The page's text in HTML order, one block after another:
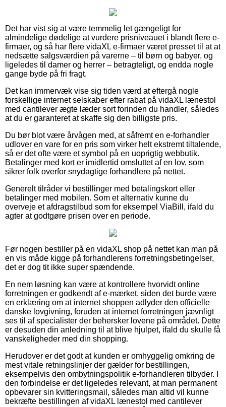
Det har vist sig at være temmelig let gængeligt for
almindelige dødelige at vurdere prisniveauet i blandt flere e-
firmaer, og så har flere vidaXL e-firmaer været presset til at at
nedsætte salgsværdien på varerne – til børn og babyer, og
ligeledes til damer og herrer – betragteligt, og endda nogle
gange byde på fri fragt.
Det kan immervæk vise sig tiden værd at eftergå nogle
forskellige internet selskaber efter rabat på vidaXL lænestol
med cantilever ægte læder sort forinden du handler, således
at du er garanteret at skaffe sig den billigste pris.
Du bør blot være årvågen med, at såfremt en e-forhandler
udlover en vare for en pris som virker helt ekstremt tiltalende,
så er det ofte være et symbol på en uoprigtig webbutik.
Betalinger med kort er imidlertid omsluttet af en lov, som
sikrer folk overfor snydagtige forhandlere på nettet.
Generelt tilråder vi bestillinger med betalingskort eller
betalinger med mobilen. Som et alternativ kunne du
overveje et afdragstilbud som for eksempel ViaBill, ifald du
agter at godtgøre prisen over en periode.
Før nogen bestiller på en vidaXL shop på nettet kan man på
en vis måde kigge på forhandlerens forretningsbetingelser,
det er dog tit ikke super spændende.
En nem løsning kan være at kontrollere hvorvidt online
forretningen er godkendt af e-mærket, siden det burde være
en erklæring om at internet shoppen adlyder den officielle
danske lovgivning, foruden at internet forretningen jævnligt
ses til af specialister der behersker lovene på området. Dette
er desuden din anledning til at blive hjulpet, ifald du skulle få
vanskeligheder med din shopping.
Herudover er det godt at kunden er omhyggelig omkring de
mest vitale retningslinjer der gælder for bestillingen,
eksempelvis den ombytningspolitik e-forhandleren tilbyder. I
den forbindelse er det ligeledes relevant, at man permanent
opbevarer sin kvitteringsmail, således man altid vil kunne
bekræfte bestillingen af vidaXL lænestol med cantilever